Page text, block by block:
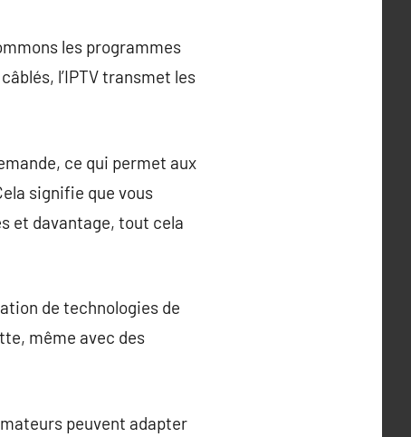
les programmes
l’IPTV transmet les
ce qui permet aux
signifie que vous
et davantage, tout cela
de technologies de
même avec des
peuvent adapter